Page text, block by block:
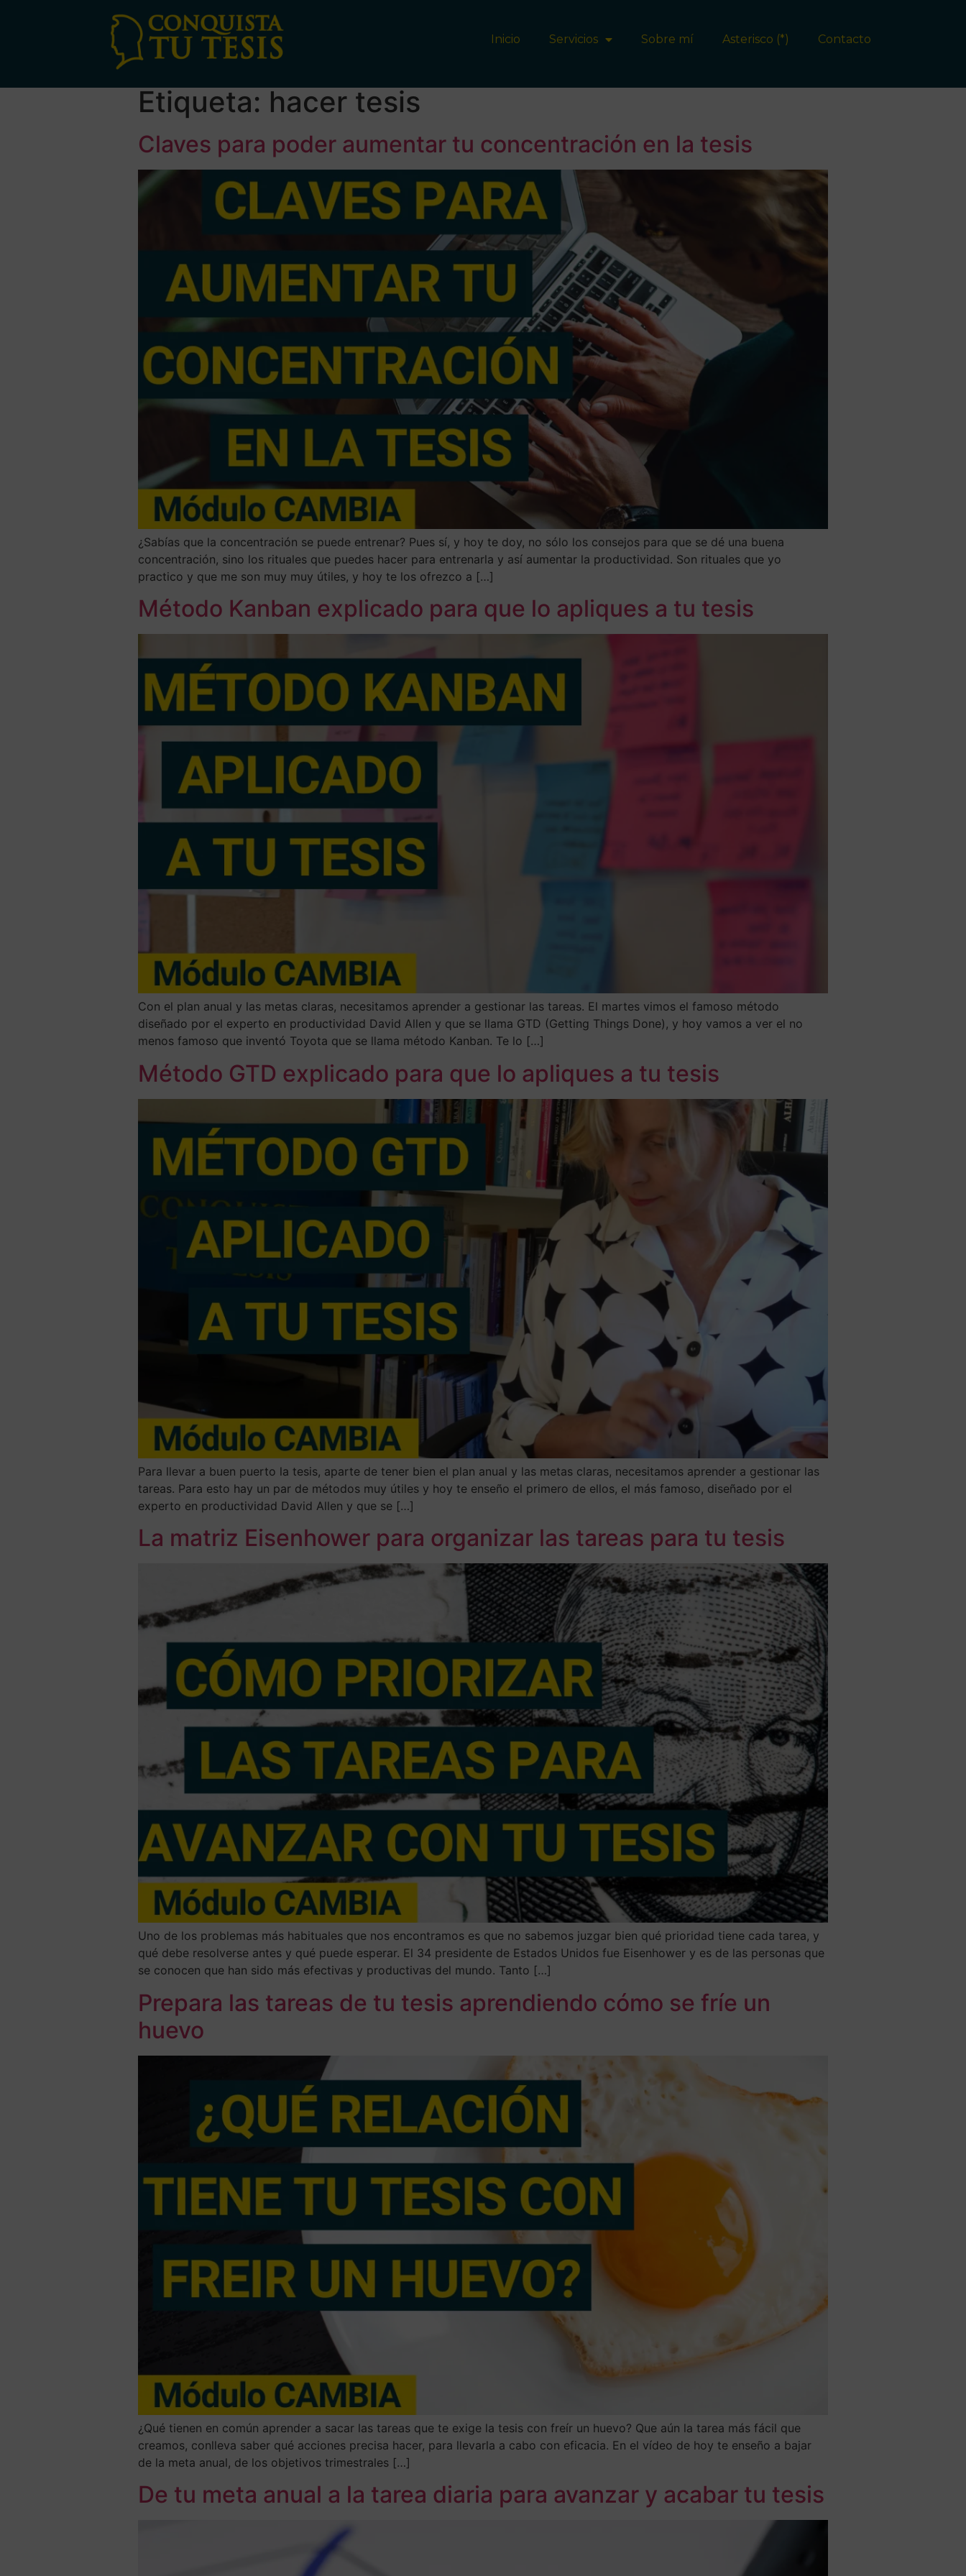
Inicio Servicios Sobre mí Asterisco (*) Contacto
Etiqueta: hacer tesis
Claves para poder aumentar tu concentración en la tesis
¿Sabías que la concentración se puede entrenar? Pues sí, y hoy te doy, no sólo los consejos para que se dé una buena
concentración, sino los rituales que puedes hacer para entrenarla y así aumentar la productividad. Son rituales que yo
practico y que me son muy muy útiles, y hoy te los ofrezco a […]
Método Kanban explicado para que lo apliques a tu tesis
Con el plan anual y las metas claras, necesitamos aprender a gestionar las tareas. El martes vimos el famoso método
diseñado por el experto en productividad David Allen y que se llama GTD (Getting Things Done), y hoy vamos a ver el no
menos famoso que inventó Toyota que se llama método Kanban. Te lo […]
Método GTD explicado para que lo apliques a tu tesis
Para llevar a buen puerto la tesis, aparte de tener bien el plan anual y las metas claras, necesitamos aprender a gestionar las
tareas. Para esto hay un par de métodos muy útiles y hoy te enseño el primero de ellos, el más famoso, diseñado por el
experto en productividad David Allen y que se […]
La matriz Eisenhower para organizar las tareas para tu tesis
Uno de los problemas más habituales que nos encontramos es que no sabemos juzgar bien qué prioridad tiene cada tarea, y
qué debe resolverse antes y qué puede esperar. El 34 presidente de Estados Unidos fue Eisenhower y es de las personas que
se conocen que han sido más efectivas y productivas del mundo. Tanto […]
Prepara las tareas de tu tesis aprendiendo cómo se fríe un
huevo
¿Qué tienen en común aprender a sacar las tareas que te exige la tesis con freír un huevo? Que aún la tarea más fácil que
creamos, conlleva saber qué acciones precisa hacer, para llevarla a cabo con eficacia. En el vídeo de hoy te enseño a bajar
de la meta anual, de los objetivos trimestrales […]
De tu meta anual a la tarea diaria para avanzar y acabar tu tesis